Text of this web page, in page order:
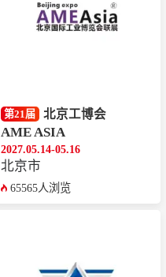
第21届 北京工博会
AME ASIA
2027.05.14-05.16
北京市
65565人浏览